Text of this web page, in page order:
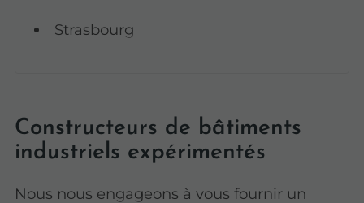
Strasbourg
Constructeurs de bâtiments
industriels expérimentés
Nous nous engageons à vous fournir un